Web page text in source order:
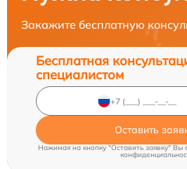
Закажите бесплатную
Бесплатная
специалистом
Оставить
Нажимая на кнопку "Оставить заявку" Вы